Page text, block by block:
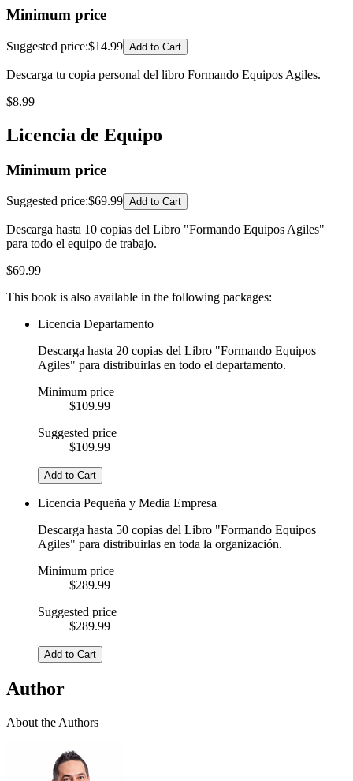
Minimum price
Suggested price:$14.99 Add to Cart
Descarga tu copia personal del libro Formando Equipos Agiles.
$8.99
Licencia de Equipo
Minimum price
Suggested price:$69.99 Add to Cart
Descarga hasta 10 copias del Libro "Formando Equipos Agiles"
para todo el equipo de trabajo.
$69.99
This book is also available in the following packages:
Licencia Departamento
Descarga hasta 20 copias del Libro "Formando Equipos
Agiles" para distribuirlas en todo el departamento.
Minimum price
$109.99
Suggested price
$109.99
Add to Cart
Licencia Pequeña y Media Empresa
Descarga hasta 50 copias del Libro "Formando Equipos
Agiles" para distribuirlas en toda la organización.
Minimum price
$289.99
Suggested price
$289.99
Add to Cart
Author
About the Authors